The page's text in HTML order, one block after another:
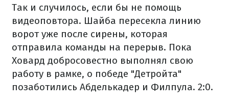
Так и случилось, если бы не помощь
видеоповтора. Шайба пересекла линию
ворот уже после сирены, которая
отправила команды на перерыв. Пока
Ховард добросовестно выполнял свою
работу в рамке, о победе "Детройта"
позаботились Абделькадер и Филпула. 2:0.